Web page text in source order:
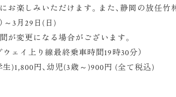
お楽しみいただけます。また、静岡の放任
～3月29日(日)
になる場合がございます。
ェイ上り線最終乗車時間19時30分）
生)1,800円、幼児(3歳～)900円 (全て税込)